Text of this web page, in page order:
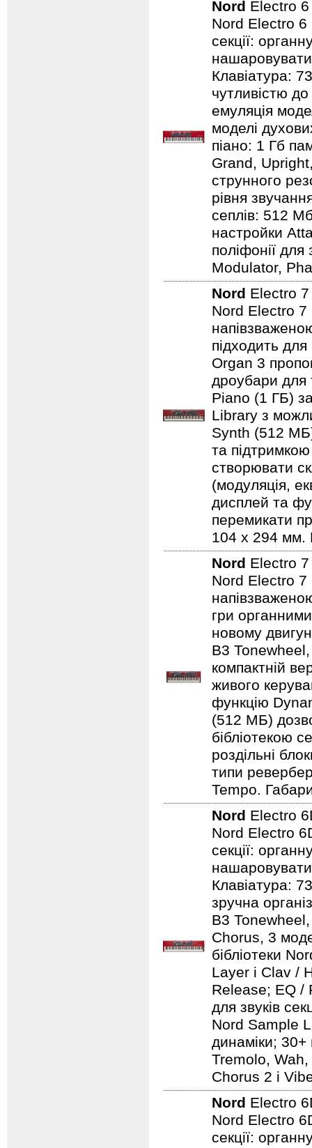
Nord Electro
Nord Electro 6
секції:
нашаровувати
Клавіатура:
чутливістю
емуляція
моделі
піано: 1 Гб
Grand,
струнного
рівня
сеплів: 512
настройки
поліфонії
Modulator,
Nord Electro
Nord Electro 7
підходить
Organ 3
дроубари для
Piano (1 ГБ)
Library з
Synth (512
та
створювати
(модуляція,
дисплей та
перемикати
104 x 294 мм.
Nord Electro
Nord Electro 7
гри
новому
B3
компактній
живого
функцію
(512 МБ)
бібліотекою
роздільні
типи
Tempo.
Nord Electro
Nord Electro
секції:
нашаровувати
Клавіатура:
зручна
B3
Chorus, 3
бібліотеки
Layer і Clav /
Release; EQ /
для звуків
Nord Sample
динаміки; 30+
Tremolo,
Chorus 2 і
Nord Electro
Nord Electro
секції: